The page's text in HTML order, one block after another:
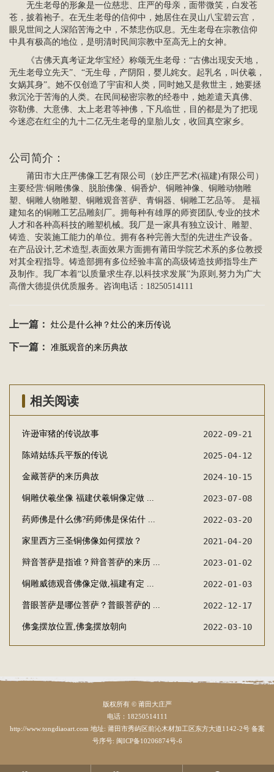
无生老母的形象是一位慈悲、庄严的母亲，面带微笑，白发苍
苍，披着袍子。在无生老母的信仰中，她居住在灵山八宝碧云宫，
眼见世间之人深陷苦海之中，不禁悲伤叹息。无生老母在宗教信仰
中具有极高的地位，是明清时民间宗教中至高无上的女神。
《古佛天真考证龙华宝经》称颂无生老母：“古佛出现安天地，
无生老母立先天”、“无生母，产阴阳，婴儿姹女。起乳名，叫伏羲，
女娲其身”。她不仅创造了宇宙和人类，同时她又是救世主，她要拯
救沉沦于苦海的人类。在民间秘密宗教的经卷中，她差遣天真佛、
弥勒佛、大意佛、 太上老君等神佛，下凡临世，目的都是为了把现
今迷恋在红尘的九十二亿无生老母的皇胎儿女，收回真空家乡。
公司简介 ：
莆田市大庄严佛像工艺有限公司（妙庄严艺术(福建)有限公司）
主要经营:铜雕佛像、脱胎佛像、 铜香炉、铜雕神像、铜雕动物雕
塑、铜雕人物雕塑、 铜雕观音菩萨、青铜器、 铜雕工艺品等。 是福
建知名的铜雕工艺品雕刻厂。拥每种有雄厚的师资团队,专业的技术
人才和各种高科技的雕塑机械。我厂是一家具有独立设计、雕塑、
铸造、安装施工能力的单位。拥有各种完善大型的先进生产设备。
在产品设计,艺术造型,表面效果方面拥有莆田学院艺术系的多位教授
对其全程指导。铸造部拥有多位经验丰富的高级铸造技师指导生产
及制作。我厂本着“以质量求生存,以科技求发展”为原则,努力为广大
高僧大德提供优质服务。咨询电话：18250514111
上一篇： 灶公是什么神？灶公的来历传说
下一篇： 准胝观音的来历典故
相关阅读
许逊审猪的传说故事 2022-09-21
陈靖姑练兵平叛的传说 2025-04-12
金藏菩萨的来历典故 2024-10-15
铜雕伏羲坐像 福建伏羲铜像定做 ... 2023-07-08
药师佛是什么佛?药师佛是保佑什 ... 2022-03-20
家里西方三圣铜佛像如何摆放？ 2021-04-20
辩音菩萨是指谁？辩音菩萨的来历 ... 2023-01-02
铜雕威德观音佛像定做,福建有定 ... 2022-01-03
普眼菩萨是哪位菩萨？普眼菩萨的 ... 2022-12-17
佛龛摆放位置,佛龛摆放朝向 2022-03-10
版权所有 © 莆田大庄严
电话：18250514111
http://www.tongdiaoart.com 地址: 莆田市秀屿区前沁木材加工区东方大道1142-2号 备案
号序号: 闽ICP备10206874号-6